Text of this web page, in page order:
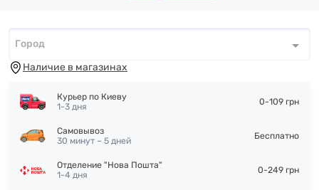
Город*
Город
Наличие в магазинах
Курьер по Киеву
1-3 дня
0-109 грн
Самовывоз
30 минут – 5 дней
Бесплатно
Отделение "Нова Пошта"
1-4 дня
0-249 грн